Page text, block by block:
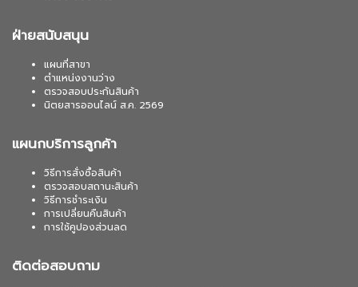
ฝ่ายสนับสนุน
แผนที่สาขา
ตำแหน่งงานว่าง
ตรวจสอบประกันสินค้า
นิตยสารออนไลน์ ส.ค. 2569
แผนกบริการลูกค้า
วิธีการสั่งซื้อสินค้า
ตรวจสอบสถานะสินค้า
วิธีการชำระเงิน
การเปลี่ยนคืนสินค้า
การใช้คูปองส่วนลด
ติดต่อสอบถาม